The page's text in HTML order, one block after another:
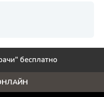
бесплатно